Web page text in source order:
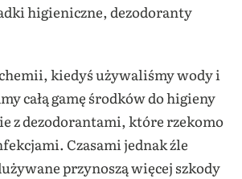
higieniczne, dezodoranty
kiedyś używaliśmy wody i
całą gamę środków do higieny
z dezodorantami, które rzekomo
Czasami jednak źle
przynoszą więcej szkody